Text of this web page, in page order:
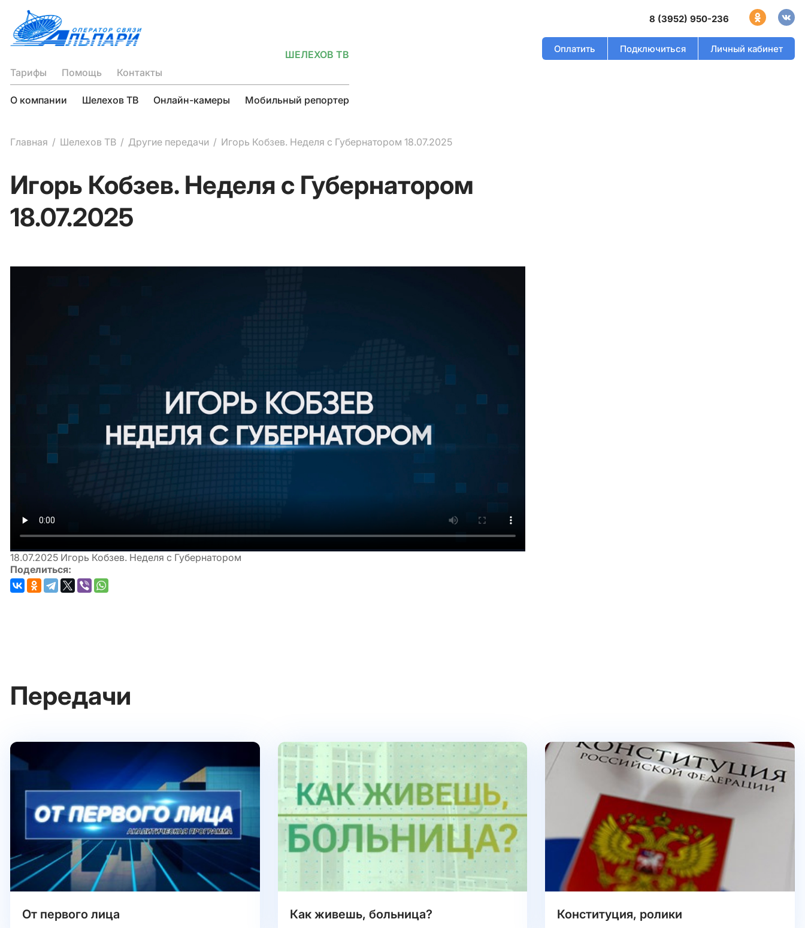
ШЕЛЕХОВ ТВ
Тарифы
Помощь Контакты
О компании Шелехов ТВ Онлайн-камеры Мобильный репортер
8 (3952) 950-236
Оплатить Подключиться Личный кабинет
Главная Шелехов ТВ Другие передачи Игорь Кобзев. Неделя с Губернатором 18.07.2025
Игорь Кобзев. Неделя с Губернатором
18.07.2025
18.07.2025 Игорь Кобзев. Неделя с Губернатором
Поделиться:
Передачи
От первого лица Как живешь, больница? Конституция, ролики